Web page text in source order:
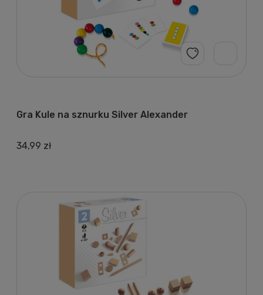
Gra Kule na sznurku Silver Alexander
34,99 zł